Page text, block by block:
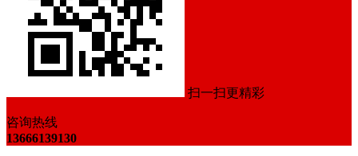
扫一扫更精彩
咨询热线
13666139130